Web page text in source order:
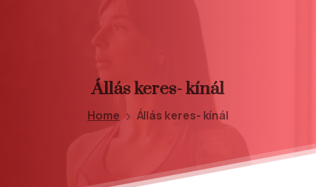
Álláskeres-kínál
Home Állás keres- kínál